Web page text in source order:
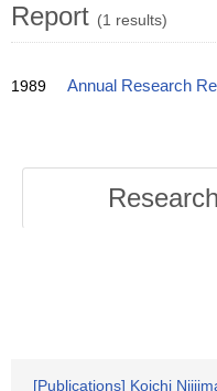
Report (1 results)
1989 Annual Research
[Publications] Koichi